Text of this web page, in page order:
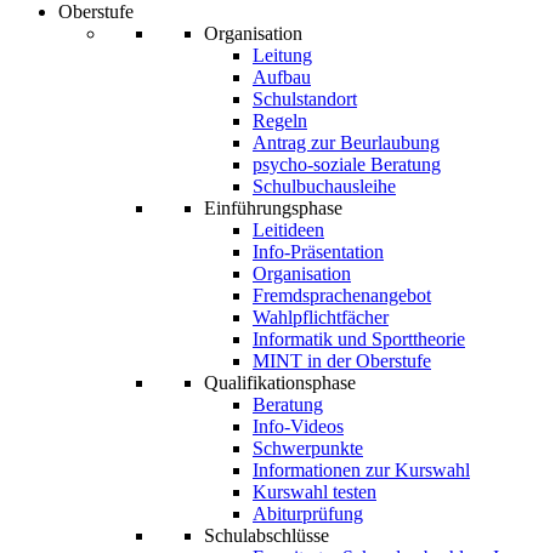
Oberstufe
Organisation
Leitung
Aufbau
Schulstandort
Regeln
Antrag zur Beurlaubung
psycho-soziale Beratung
Schulbuchausleihe
Einführungsphase
Leitideen
Info-Präsentation
Organisation
Fremdsprachenangebot
Wahlpflichtfächer
Informatik und Sporttheorie
MINT in der Oberstufe
Qualifikationsphase
Beratung
Info-Videos
Schwerpunkte
Informationen zur Kurswahl
Kurswahl testen
Abiturprüfung
Schulabschlüsse